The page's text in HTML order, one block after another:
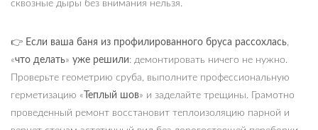
сквозные дыры без внимания нельзя.
👉 Если ваша баня из профилированного бруса рассохлась,
«что делать» уже решили: демонтировать ничего не нужно.
Проверьте геометрию сруба, выполните профессиональную
герметизацию « Теплый шов» и заделайте трещины. Грамотно
проведенный ремонт восстановит теплоизоляцию парной и